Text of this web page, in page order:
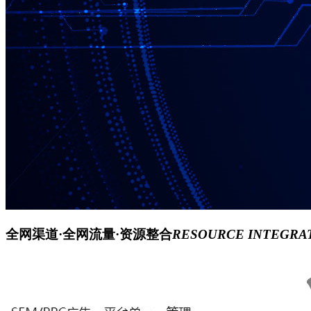
全网渠道·全网流量·资源整合RESOURCE